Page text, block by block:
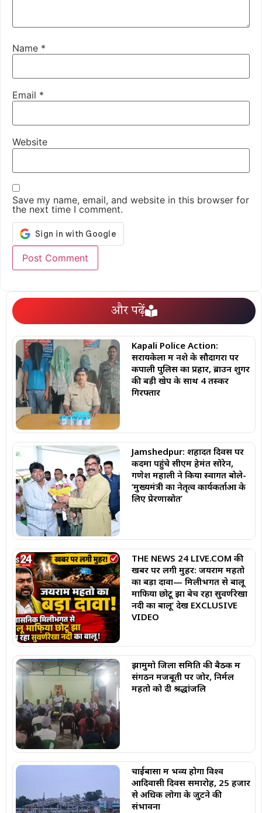
Name *
Email *
Website
Save my name, email, and website in this browser for
the next time I comment.
और पढ़ें
Kapali Police Action:
सरायकेला में नशे के सौदागरों पर
कपाली पुलिस का प्रहार, ब्राउन शुगर
की बड़ी खेप के साथ 4 तस्कर
गिरफ्तार
Jamshedpur: शहादत दिवस पर
कदमा पहुंचे सीएम हेमंत सोरेन,
गणेश महाली ने किया स्वागत बोले-
‘मुख्यमंत्री का नेतृत्व कार्यकर्ताओं के
लिए प्रेरणास्रोत’
THE NEWS 24 LIVE.COM की
खबर पर लगी मुहर: जयराम महतो
का बड़ा दावा— मिलीभगत से बालू
माफिया छोटू झा बेच रहा सुवर्णरेखा
नदी का बालू’ देखें EXCLUSIVE
VIDEO
झामुमो जिला समिति की बैठक में
संगठन मजबूती पर जोर, निर्मल
महतो को दी श्रद्धांजलि
चाईबासा में भव्य होगा विश्व
आदिवासी दिवस समारोह, 25 हजार
से अधिक लोगों के जुटने की
संभावना